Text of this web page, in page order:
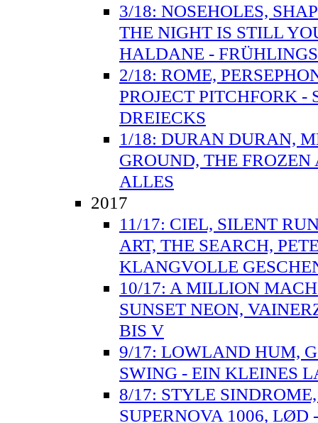
3/18: NOSEHOLES,
THE NIGHT IS STILL
HALDANE -
2/18: ROME,
PROJECT PITCHFORK
DREIECKS
1/18: DURAN DURAN,
GROUND, THE
ALLES
2017
11/17: CIEL, SILENT
ART, THE SEARCH,
KLANGVOLLE
10/17: A MILLION
SUNSET NEON,
BIS V
9/17: LOWLAND HUM,
SWING - EIN KLEINES
8/17: STYLE
SUPERNOVA 1006,